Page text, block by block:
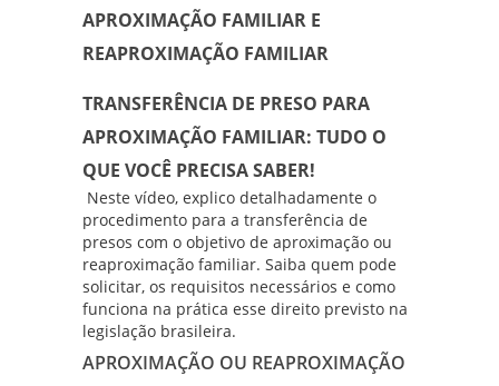
APROXIMAÇÃO FAMILIAR E
REAPROXIMAÇÃO FAMILIAR
TRANSFERÊNCIA DE PRESO PARA
APROXIMAÇÃO FAMILIAR: TUDO O
QUE VOCÊ PRECISA SABER!
Neste vídeo, explico detalhadamente o
procedimento para a transferência de
presos com o objetivo de aproximação ou
reaproximação familiar. Saiba quem pode
solicitar, os requisitos necessários e como
funciona na prática esse direito previsto na
legislação brasileira.
APROXIMAÇÃO OU REAPROXIMAÇÃO